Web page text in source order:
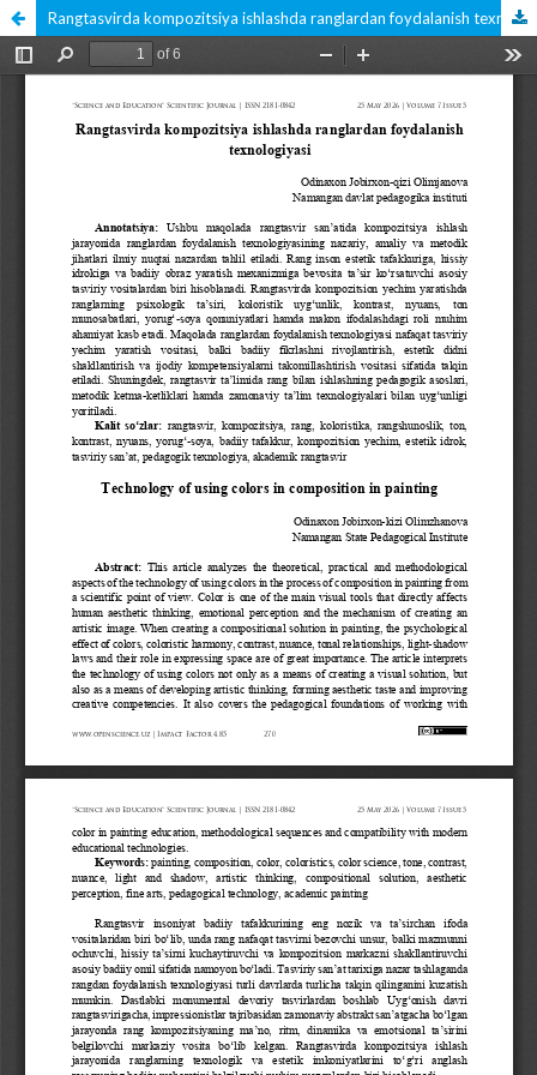
Rangtasvirda kompozitsiya ishlashda ranglardan foydalanish texnologiyasi